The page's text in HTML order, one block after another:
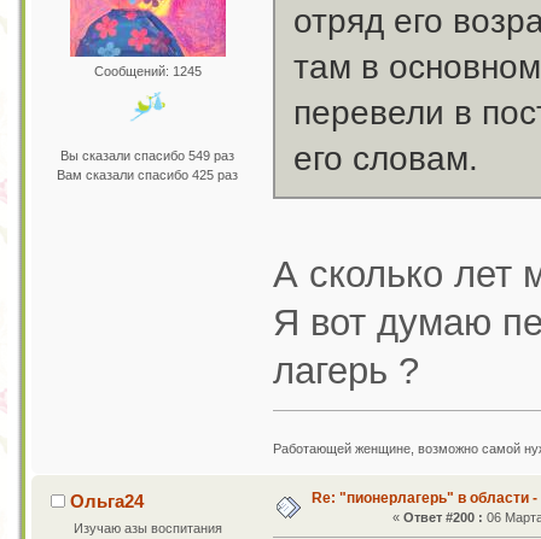
Сообщений: 1245
Вы сказали спасибо 549 раз
Вам сказали спасибо 425 раз
отряд его
там в
перевели в
его словам.
А сколько лет
Я вот думаю
лагерь ?
Работающей женщине, возможно самой
Ольга24
Изучаю азы воспитания
Re: "пионерлагерь" в области -
« Ответ #200 : 06